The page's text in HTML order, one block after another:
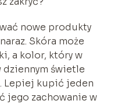
nowe produkty
Skóra może
a kolor, który w
dziennym świetle
Lepiej kupić jeden
jego zachowanie w